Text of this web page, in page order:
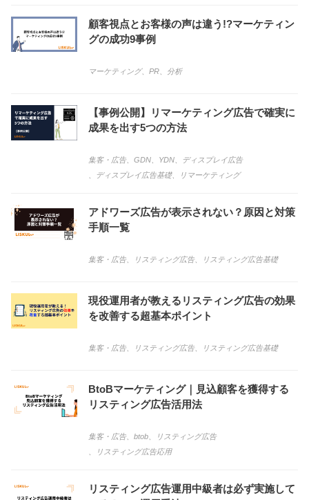
顧客視点とお客様の声は違う!?マーケティン
グの成功9事例
マーケティング、 PR 分析
【事例公開】リマーケティング広告で確実に
成果を出す5つの方法
集客・広告、 GDN YDN
ディスプレイ広告
ディスプレイ広告基礎、 リマーケティング
アドワーズ広告が表示されない？原因と対策
手順一覧
集客・広告、 リスティング広告、 リスティング広告基礎
現役運用者が教えるリスティング広告の効果
を改善する超基本ポイント
集客・広告、 リスティング広告、 リスティング広告基礎
BtoBマーケティング｜見込顧客を獲得する
リスティング広告活用法
集客・広告、 btob
リスティング広告
リスティング広告応用
リスティング広告運用中級者は必ず実施して